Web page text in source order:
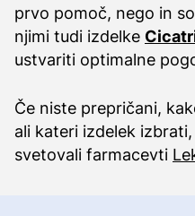
prvo pomoč, nego in
njimi tudi izdelke
ustvariti optimalne
Če niste prepričani,
ali kateri izdelek
svetovali farmacevti